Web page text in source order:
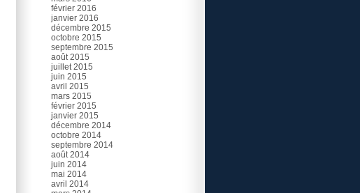
février 2016
janvier 2016
décembre 2015
octobre 2015
septembre 2015
août 2015
juillet 2015
juin 2015
avril 2015
mars 2015
février 2015
janvier 2015
décembre 2014
octobre 2014
septembre 2014
août 2014
juin 2014
mai 2014
avril 2014